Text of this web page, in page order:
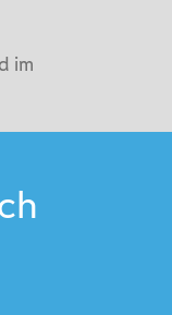
im